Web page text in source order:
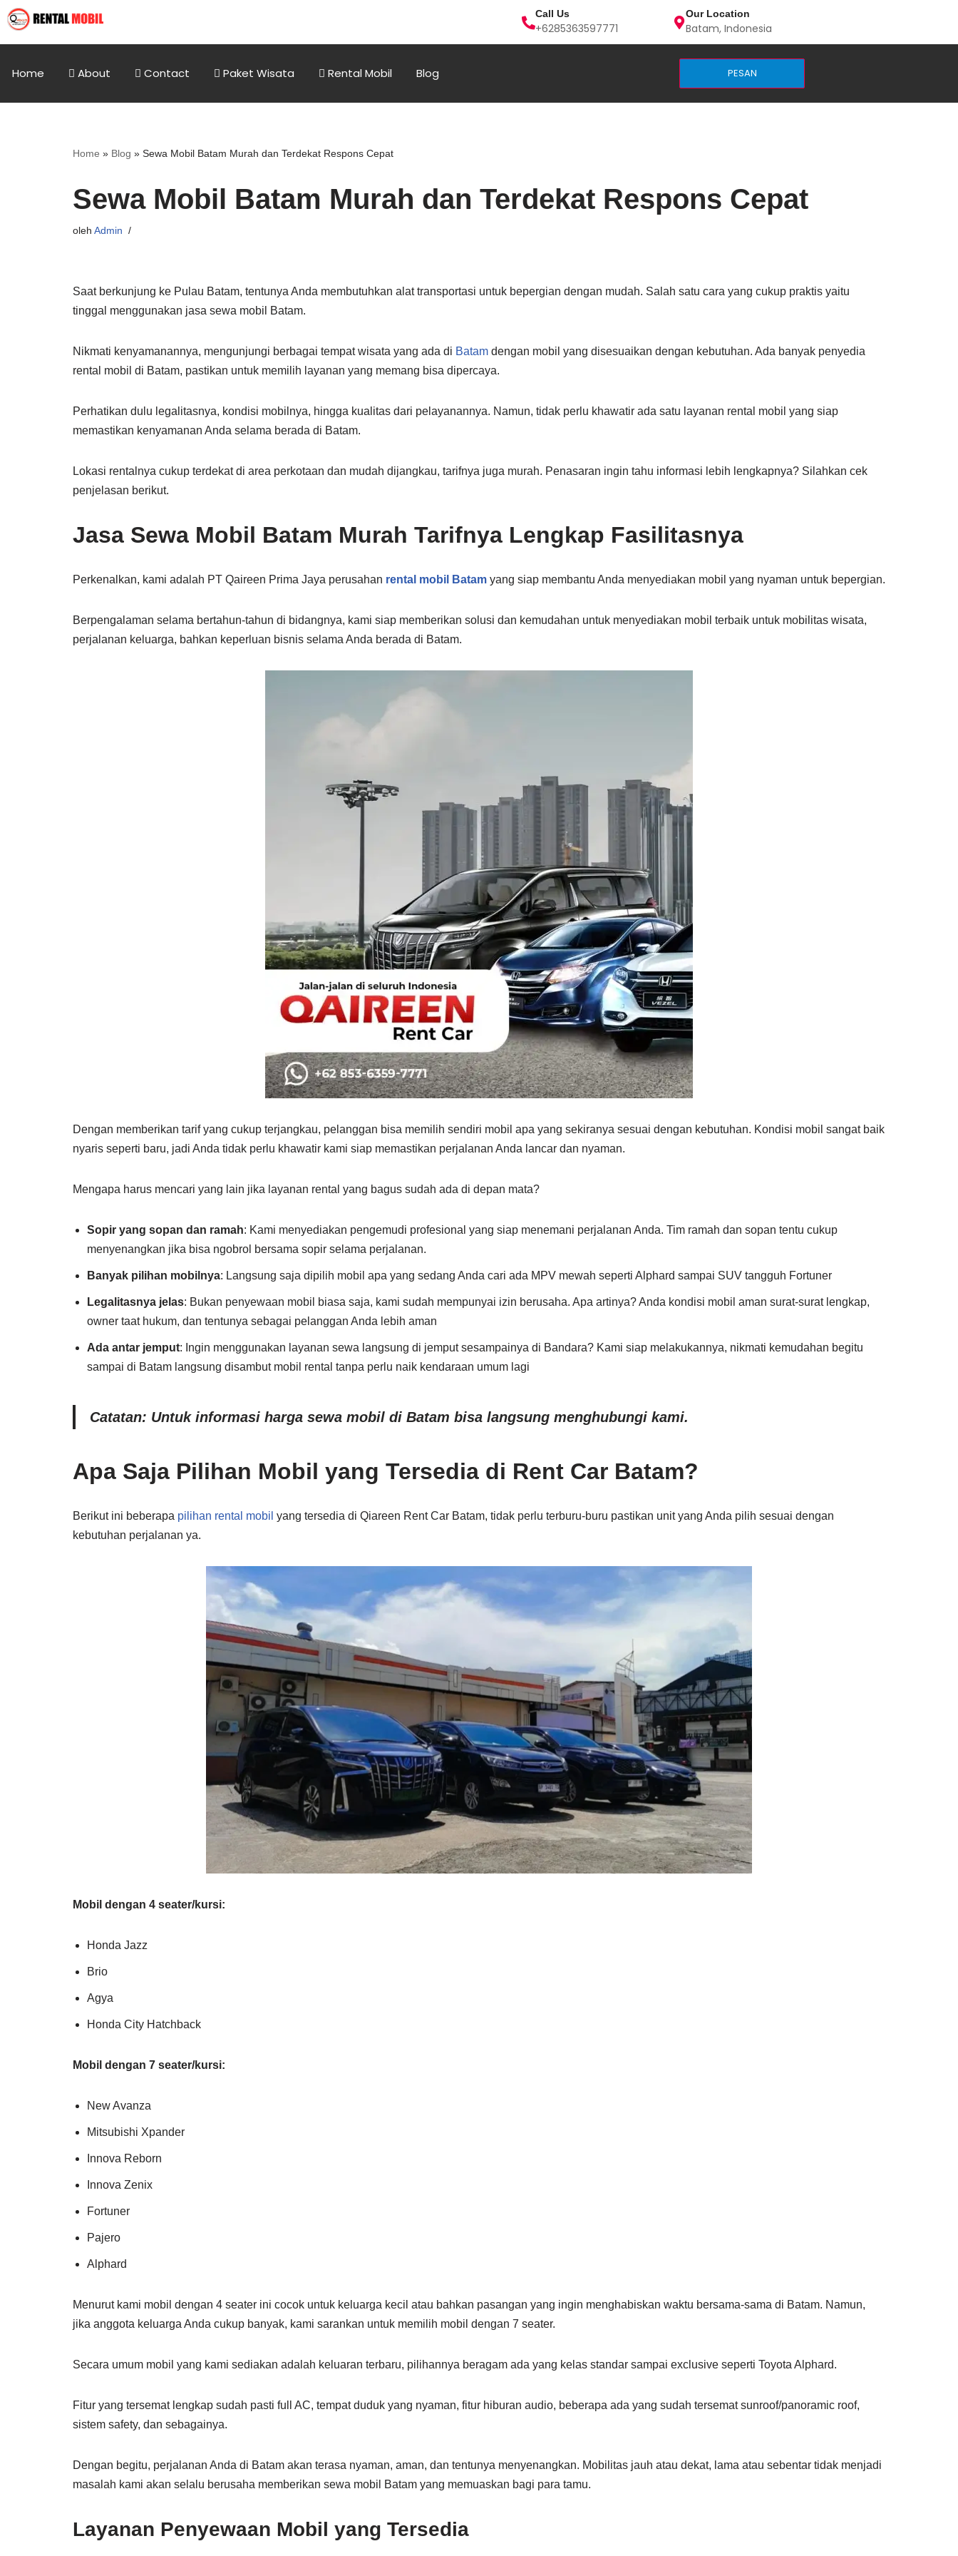
Call Us
+6285363597771
Our Location
Batam, Indonesia
Home About Contact Paket Wisata Rental Mobil Blog PESAN
Home » Blog » Sewa Mobil Batam Murah dan Terdekat Respons Cepat
Sewa Mobil Batam Murah dan Terdekat Respons Cepat
oleh Admin
Saat berkunjung ke Pulau Batam, tentunya Anda membutuhkan alat transportasi untuk bepergian dengan mudah. Salah satu cara yang cukup praktis yaitu
tinggal menggunakan jasa sewa mobil Batam.
Nikmati kenyamanannya, mengunjungi berbagai tempat wisata yang ada di Batam dengan mobil yang disesuaikan dengan kebutuhan. Ada banyak penyedia
rental mobil di Batam, pastikan untuk memilih layanan yang memang bisa dipercaya.
Perhatikan dulu legalitasnya, kondisi mobilnya, hingga kualitas dari pelayanannya. Namun, tidak perlu khawatir ada satu layanan rental mobil yang siap
memastikan kenyamanan Anda selama berada di Batam.
Lokasi rentalnya cukup terdekat di area perkotaan dan mudah dijangkau, tarifnya juga murah. Penasaran ingin tahu informasi lebih lengkapnya? Silahkan cek
penjelasan berikut.
Jasa Sewa Mobil Batam Murah Tarifnya Lengkap Fasilitasnya
Perkenalkan, kami adalah PT Qaireen Prima Jaya perusahan rental mobil Batam yang siap membantu Anda menyediakan mobil yang nyaman untuk bepergian.
Berpengalaman selama bertahun-tahun di bidangnya, kami siap memberikan solusi dan kemudahan untuk menyediakan mobil terbaik untuk mobilitas wisata,
perjalanan keluarga, bahkan keperluan bisnis selama Anda berada di Batam.
Dengan memberikan tarif yang cukup terjangkau, pelanggan bisa memilih sendiri mobil apa yang sekiranya sesuai dengan kebutuhan. Kondisi mobil sangat baik
nyaris seperti baru, jadi Anda tidak perlu khawatir kami siap memastikan perjalanan Anda lancar dan nyaman.
Mengapa harus mencari yang lain jika layanan rental yang bagus sudah ada di depan mata?
Sopir yang sopan dan ramah: Kami menyediakan pengemudi profesional yang siap menemani perjalanan Anda. Tim ramah dan sopan tentu cukup
menyenangkan jika bisa ngobrol bersama sopir selama perjalanan.
Banyak pilihan mobilnya: Langsung saja dipilih mobil apa yang sedang Anda cari ada MPV mewah seperti Alphard sampai SUV tangguh Fortuner
Legalitasnya jelas: Bukan penyewaan mobil biasa saja, kami sudah mempunyai izin berusaha. Apa artinya? Anda kondisi mobil aman surat-surat lengkap,
owner taat hukum, dan tentunya sebagai pelanggan Anda lebih aman
Ada antar jemput: Ingin menggunakan layanan sewa langsung di jemput sesampainya di Bandara? Kami siap melakukannya, nikmati kemudahan begitu
sampai di Batam langsung disambut mobil rental tanpa perlu naik kendaraan umum lagi
Catatan: Untuk informasi harga sewa mobil di Batam bisa langsung menghubungi kami.
Apa Saja Pilihan Mobil yang Tersedia di Rent Car Batam?
Berikut ini beberapa pilihan rental mobil yang tersedia di Qiareen Rent Car Batam, tidak perlu terburu-buru pastikan unit yang Anda pilih sesuai dengan
kebutuhan perjalanan ya.
Mobil dengan 4 seater/kursi:
Honda Jazz
Brio
Agya
Honda City Hatchback
Mobil dengan 7 seater/kursi:
New Avanza
Mitsubishi Xpander
Innova Reborn
Innova Zenix
Fortuner
Pajero
Alphard
Menurut kami mobil dengan 4 seater ini cocok untuk keluarga kecil atau bahkan pasangan yang ingin menghabiskan waktu bersama-sama di Batam. Namun,
jika anggota keluarga Anda cukup banyak, kami sarankan untuk memilih mobil dengan 7 seater.
Secara umum mobil yang kami sediakan adalah keluaran terbaru, pilihannya beragam ada yang kelas standar sampai exclusive seperti Toyota Alphard.
Fitur yang tersemat lengkap sudah pasti full AC, tempat duduk yang nyaman, fitur hiburan audio, beberapa ada yang sudah tersemat sunroof/panoramic roof,
sistem safety, dan sebagainya.
Dengan begitu, perjalanan Anda di Batam akan terasa nyaman, aman, dan tentunya menyenangkan. Mobilitas jauh atau dekat, lama atau sebentar tidak menjadi
masalah kami akan selalu berusaha memberikan sewa mobil Batam yang memuaskan bagi para tamu.
Layanan Penyewaan Mobil yang Tersedia